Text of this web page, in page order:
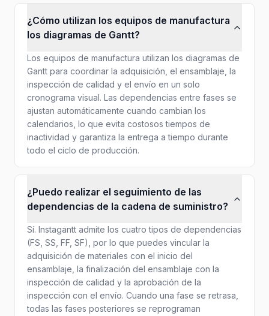
¿Cómo utilizan los equipos de manufactura
los diagramas de Gantt?
Los equipos de manufactura utilizan los diagramas de
Gantt para coordinar la adquisición, el ensamblaje, la
inspección de calidad y el envío en un solo
cronograma visual. Las dependencias entre fases se
ajustan automáticamente cuando cambian los
calendarios, lo que evita costosos tiempos de
inactividad y garantiza la entrega a tiempo durante
todo el ciclo de producción.
¿Puedo realizar el seguimiento de las
dependencias de la cadena de suministro?
Sí. Instagantt admite los cuatro tipos de dependencias
(FS, SS, FF, SF), por lo que puedes vincular la
adquisición de materiales con el inicio del
ensamblaje, la finalización del ensamblaje con la
inspección de calidad y la aprobación de la
inspección con el envío. Cuando una fase se retrasa,
todas las fases posteriores se reprograman